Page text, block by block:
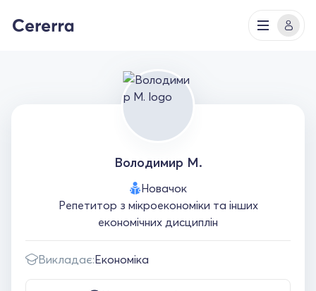
Володимир М.
Новачок
Репетитор з мікроекономіки та інших
економічних дисциплін
Викладає:Економіка